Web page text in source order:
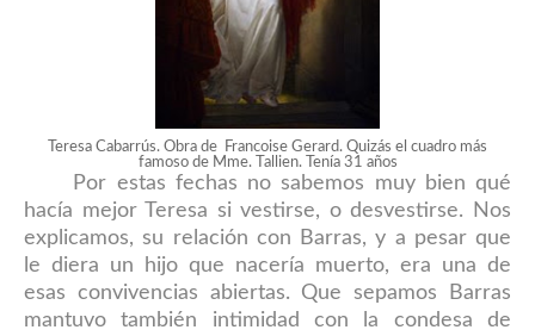
Teresa Cabarrús. Obra de Francoise Gerard. Quizás el cuadro más
famoso de Mme. Tallien. Tenía 31 años
Por estas fechas no sabemos muy bien qué
hacía mejor Teresa si vestirse, o desvestirse. Nos
explicamos, su relación con Barras, y a pesar que
le diera un hijo que nacería muerto, era una de
esas convivencias abiertas. Que sepamos Barras
mantuvo también intimidad con la condesa de